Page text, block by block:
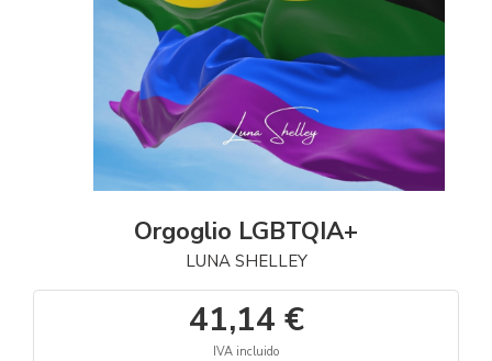
Orgoglio LGBTQIA+
LUNA SHELLEY
41,14 €
IVA incluido